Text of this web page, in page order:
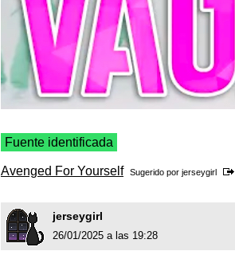
Fuente identificada
Avenged For Yourself Sugerido por jerseygirl
jerseygirl
26/01/2025 a las 19:28